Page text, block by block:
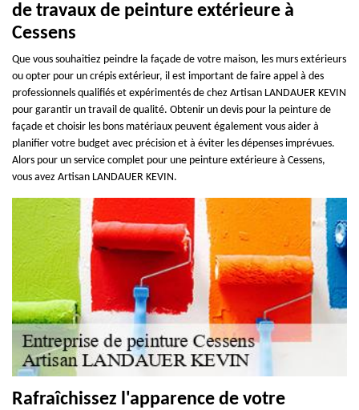
de travaux de peinture extérieure à
Cessens
Que vous souhaitiez peindre la façade de votre maison, les murs extérieurs
ou opter pour un crépis extérieur, il est important de faire appel à des
professionnels qualifiés et expérimentés de chez Artisan LANDAUER KEVIN
pour garantir un travail de qualité. Obtenir un devis pour la peinture de
façade et choisir les bons matériaux peuvent également vous aider à
planifier votre budget avec précision et à éviter les dépenses imprévues.
Alors pour un service complet pour une peinture extérieure à Cessens,
vous avez Artisan LANDAUER KEVIN.
Rafraîchissez l'apparence de votre